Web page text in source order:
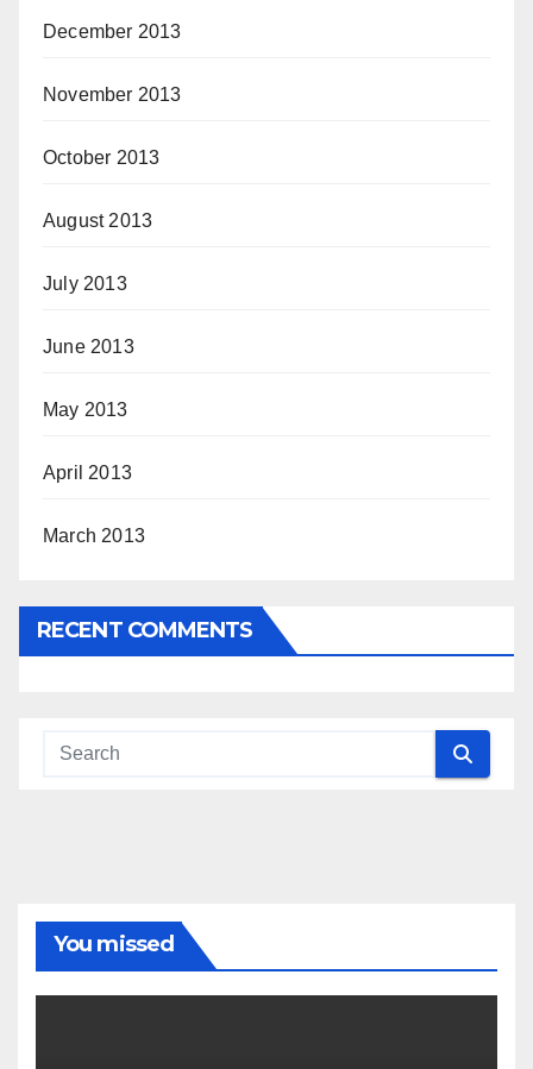
December 2013
November 2013
October 2013
August 2013
July 2013
June 2013
May 2013
April 2013
March 2013
RECENT COMMENTS
You missed